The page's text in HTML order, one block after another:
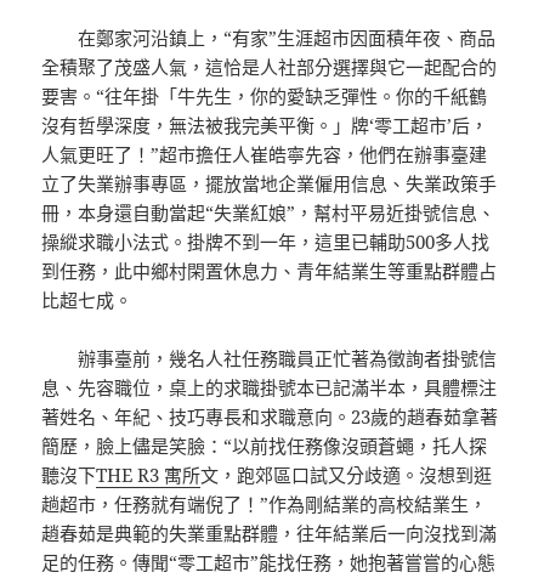
在鄭家河沿鎮上，“有家”生涯超市因面積年夜、商品
全積聚了茂盛人氣，這恰是人社部分選擇與它一起配合的
要害。“往年掛「牛先生，你的愛缺乏彈性。你的千紙鶴
沒有哲學深度，無法被我完美平衡。」牌‘零工超市’后，
人氣更旺了！”超市擔任人崔皓寧先容，他們在辦事臺建
立了失業辦事專區，擺放當地企業僱用信息、失業政策手
冊，本身還自動當起“失業紅娘”，幫村平易近掛號信息、
操縱求職小法式。掛牌不到一年，這里已輔助500多人找
到任務，此中鄉村閑置休息力、青年結業生等重點群體占
比超七成。
辦事臺前，幾名人社任務職員正忙著為徵詢者掛號信
息、先容職位，桌上的求職掛號本已記滿半本，具體標注
著姓名、年紀、技巧專長和求職意向。23歲的趙春茹拿著
簡歷，臉上儘是笑臉：“以前找任務像沒頭蒼蠅，托人探
聽沒下THE R3 寓所文，跑郊區口試又分歧適。沒想到逛
趟超市，任務就有端倪了！”作為剛結業的高校結業生，
趙春茹是典範的失業重點群體，往年結業后一向沒找到滿
足的任務。傳聞“零工超市”能找任務，她抱著嘗嘗的心態